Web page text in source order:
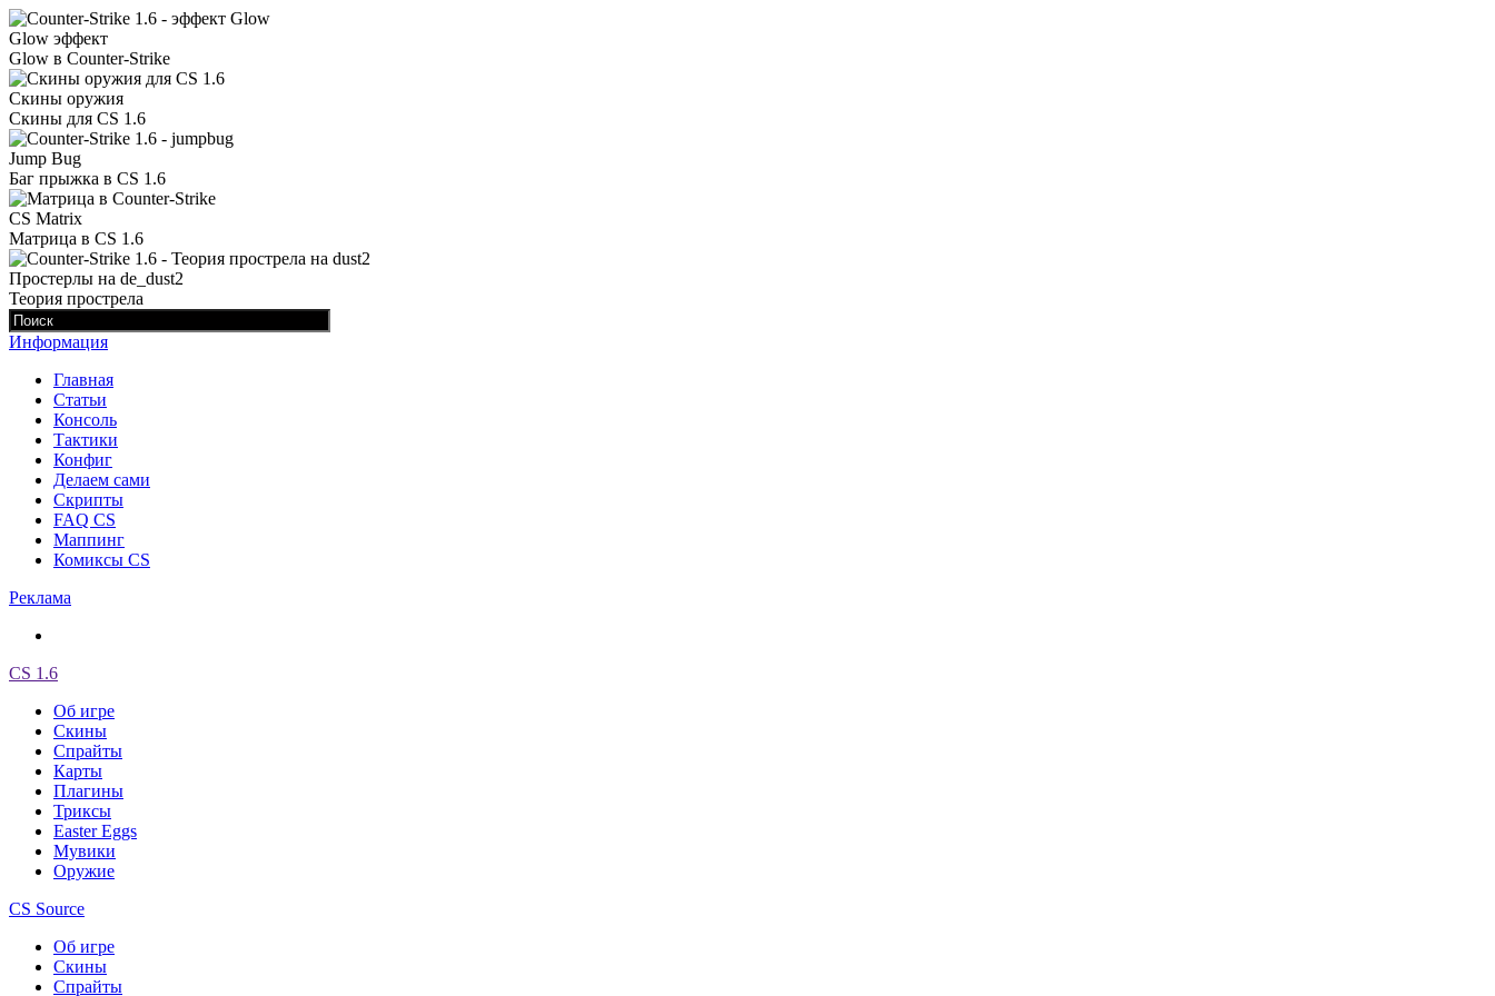
Glow эффект
Glow в Counter-Strike
Скины оружия
Скины для CS 1.6
Jump Bug
Баг прыжка в CS 1.6
CS Matrix
Матрица в CS 1.6
Простерлы на de_dust2
Теория прострела
Информация
Главная
Статьи
Консоль
Тактики
Конфиг
Делаем сами
Скрипты
FAQ CS
Маппинг
Комиксы CS
Реклама
CS 1.6
Об игре
Скины
Спрайты
Карты
Плагины
Триксы
Easter Eggs
Мувики
Оружие
CS Source
Об игре
Скины
Спрайты